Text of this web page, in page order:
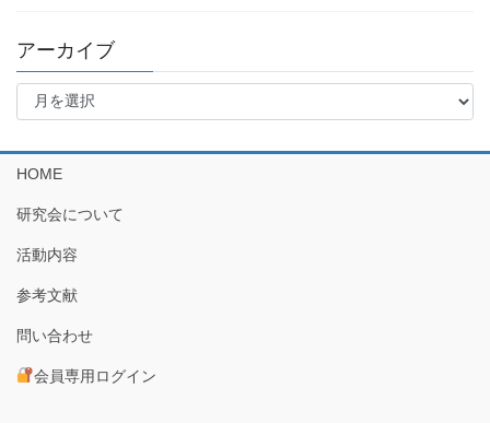
アーカイブ
ア
イ
ブ
HOME
研究会について
活動内容
参考文献
問い合わせ
会員専用ログイン